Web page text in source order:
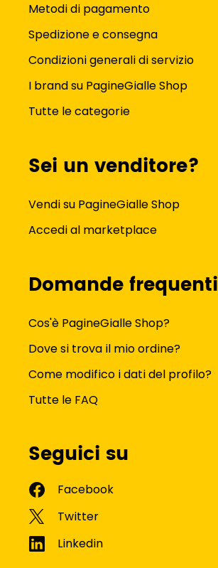
Metodi di pagamento
Spedizione e consegna
Condizioni generali di servizio
I brand su PagineGialle Shop
Tutte le categorie
Sei un venditore?
Vendi su PagineGialle Shop
Accedi al marketplace
Domande frequenti
Cos'è PagineGialle Shop?
Dove si trova il mio ordine?
Come modifico i dati del profilo?
Tutte le FAQ
Seguici su